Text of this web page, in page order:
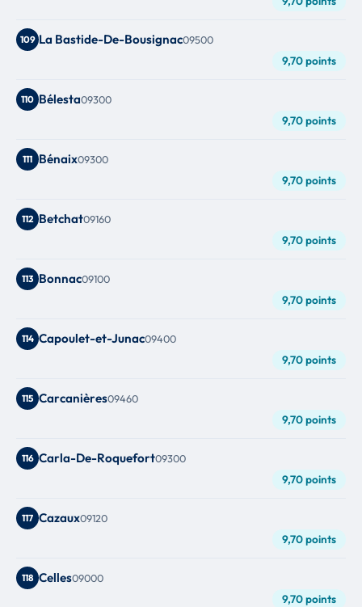
109 La Bastide-De-Bousignac09500
9,70 points
110 Bélesta09300
9,70 points
111 Bénaix09300
9,70 points
112 Betchat09160
9,70 points
113 Bonnac09100
9,70 points
114 Capoulet-et-Junac09400
9,70 points
115 Carcanières09460
9,70 points
116 Carla-De-Roquefort09300
9,70 points
117 Cazaux09120
9,70 points
118 Celles09000
9,70 points